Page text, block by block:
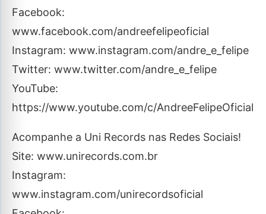
Facebook:
www.facebook.com/andreefelipeoficial
Instagram: www.instagram.com/andre_e_felipe
Twitter: www.twitter.com/andre_e_felipe
YouTube:
https://www.youtube.com/c/AndreeFelipeOficial
Acompanhe a Uni Records nas Redes Sociais!
Site: www.unirecords.com.br
Instagram:
www.instagram.com/unirecordsoficial